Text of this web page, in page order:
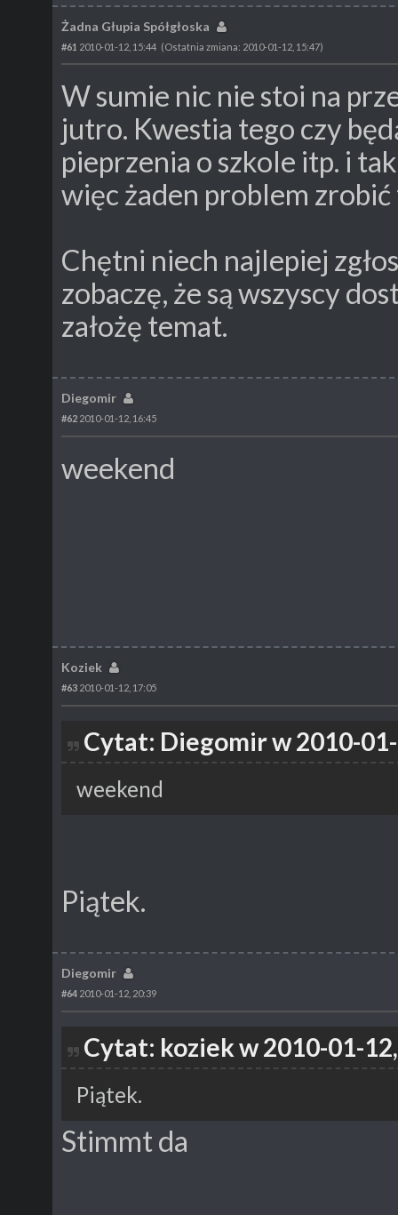
Żadna Głupia Spółgłoska
#61 2010-01-12, 15:44 (Ostatnia zmiana: 2010-01-12, 15:47)
W sumie nic nie stoi na
jutro. Kwestia tego czy
pieprzenia o szkole itp. i
więc żaden problem
Chętni niech najlepiej
zobaczę, że są wszyscy
założę temat.
Diegomir
#62 2010-01-12, 16:45
weekend
Koziek
#63 2010-01-12, 17:05
Cytat: Diegomir w 2010-
weekend
Piątek.
Diegomir
#64 2010-01-12, 20:39
Cytat: koziek w 2010-01-
Piątek.
Stimmt da